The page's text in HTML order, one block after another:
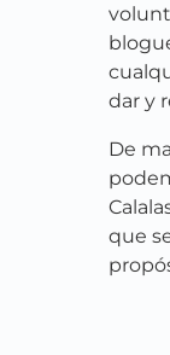
dar y
De
que